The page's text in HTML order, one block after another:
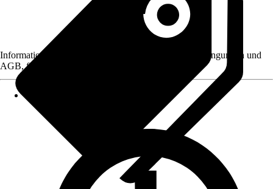
Informationen des Verkäufers, wie z. B. Rückgabebedingungen und
AGB, finden Sie bei Klick auf den Verkäufernamen.